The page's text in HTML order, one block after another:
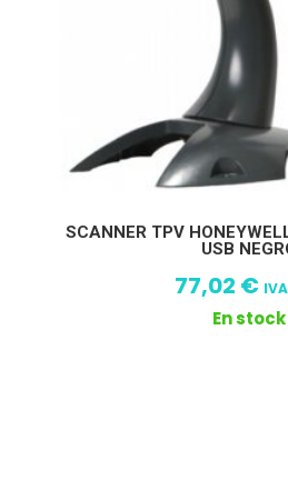
SCANNER TPV
USB
77,02 €
En stock